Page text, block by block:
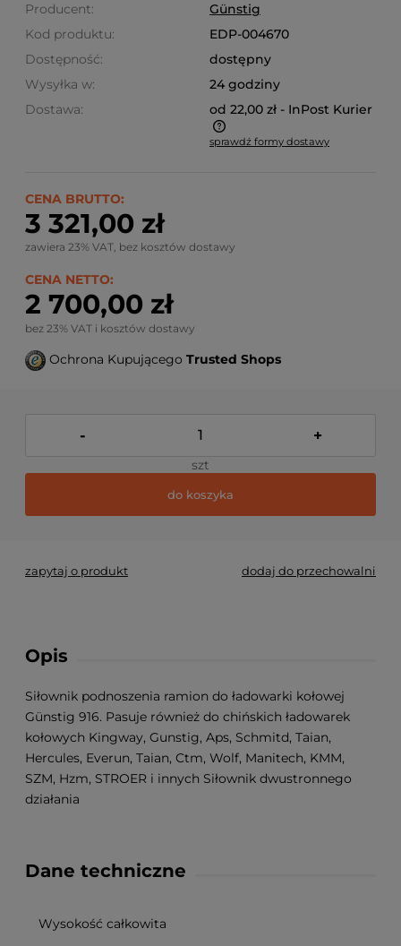
Producent:
Günstig
Kod produktu:
EDP-004670
Dostępność:
dostępny
Wysyłka w:
24 godziny
Dostawa:
od 22,00 zł - InPost Kurier
Ze względu na niestandardowe wymiary produktu,
sprawdź formy dostawy
CENA BRUTTO:
3 321,00 zł
zawiera 23% VAT, bez kosztów dostawy
CENA NETTO:
2 700,00 zł
bez 23% VAT i kosztów dostawy
Ochrona Kupującego Trusted Shops
- +
szt
do koszyka
zapytaj o produkt dodaj do przechowalni
Opis
Siłownik podnoszenia ramion do ładowarki kołowej
Günstig 916. Pasuje również do chińskich ładowarek
kołowych Kingway, Gunstig, Aps, Schmitd, Taian,
Hercules, Everun, Taian, Ctm, Wolf, Manitech, KMM,
SZM, Hzm, STROER i innych Siłownik dwustronnego
działania
Dane techniczne
Wysokość całkowita